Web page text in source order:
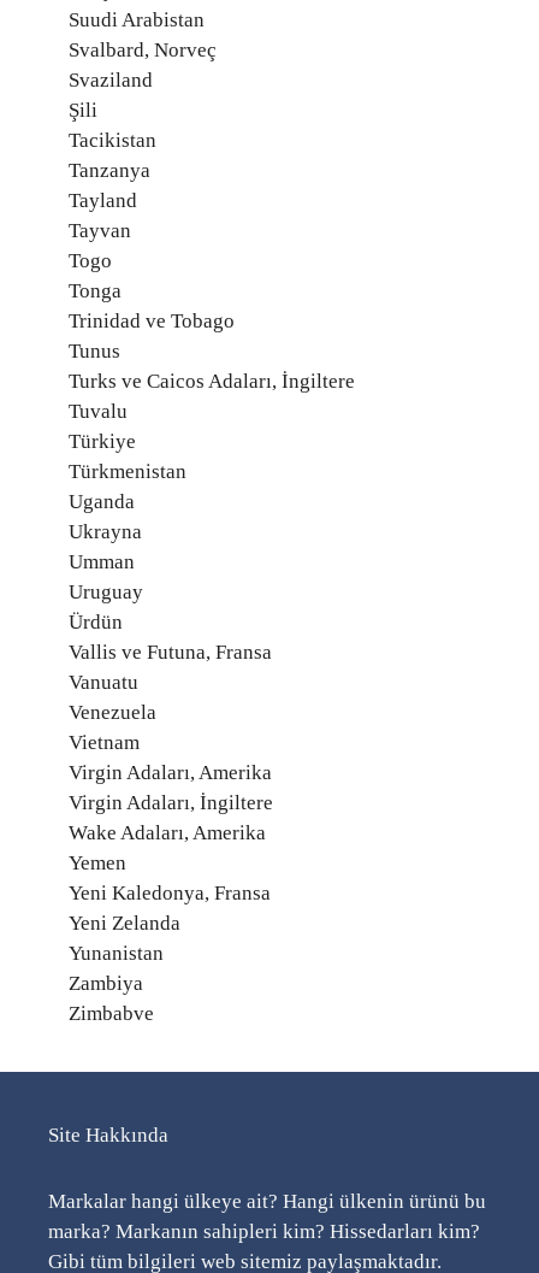
Suudi Arabistan
Svalbard, Norveç
Svaziland
Şili
Tacikistan
Tanzanya
Tayland
Tayvan
Togo
Tonga
Trinidad ve Tobago
Tunus
Turks ve Caicos Adaları, İngiltere
Tuvalu
Türkiye
Türkmenistan
Uganda
Ukrayna
Umman
Uruguay
Ürdün
Vallis ve Futuna, Fransa
Vanuatu
Venezuela
Vietnam
Virgin Adaları, Amerika
Virgin Adaları, İngiltere
Wake Adaları, Amerika
Yemen
Yeni Kaledonya, Fransa
Yeni Zelanda
Yunanistan
Zambiya
Zimbabve
Site Hakkında
Markalar hangi ülkeye ait? Hangi ülkenin ürünü bu
marka? Markanın sahipleri kim? Hissedarları kim?
Gibi tüm bilgileri web sitemiz paylaşmaktadır.